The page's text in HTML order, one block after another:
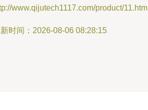
www.qijutech1117.com/product/11.html
时间：2026-08-06 08:28:15